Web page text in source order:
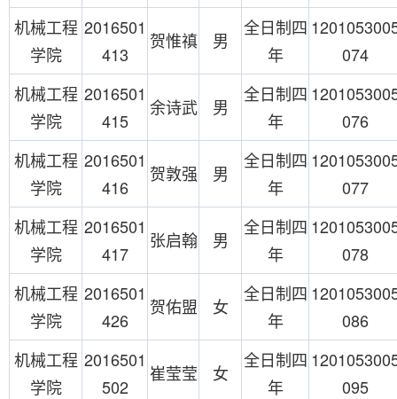
机械工程
学院
2016501
413
贺惟禛 男
全日制四
年
074
机械工程
学院
2016501
415
余诗武 男
全日制四
年
076
机械工程
学院
2016501
416
贺敦强 男
全日制四
年
077
机械工程
学院
2016501
417
张启翰 男
全日制四
年
078
机械工程
学院
2016501
426
贺佑盟 女
全日制四
年
086
机械工程
学院
2016501
502
崔莹莹 女
全日制四
年
095